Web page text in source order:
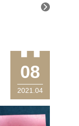
08
2021.04